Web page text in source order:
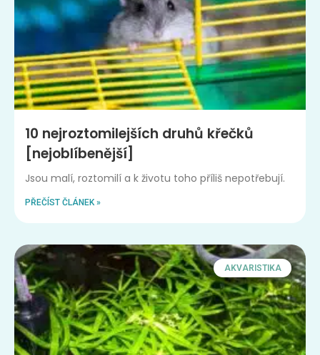
10 nejroztomilejších druhů křečků
[nejoblíbenější]
Jsou malí, roztomilí a k životu toho příliš nepotřebují.
PŘEČÍST ČLÁNEK »
AKVARISTIKA